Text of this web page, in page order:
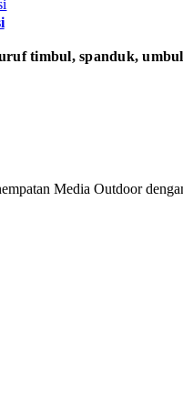
timbul, spanduk,
Media Outdoor